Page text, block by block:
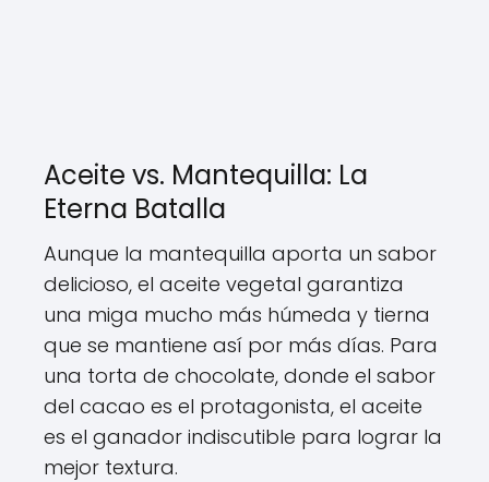
Aceite vs. Mantequilla: La
Eterna Batalla
Aunque la mantequilla aporta un sabor
delicioso, el aceite vegetal garantiza
una miga mucho más húmeda y tierna
que se mantiene así por más días. Para
una torta de chocolate, donde el sabor
del cacao es el protagonista, el aceite
es el ganador indiscutible para lograr la
mejor textura.